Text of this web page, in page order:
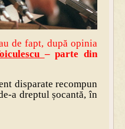
de fapt, după opinia
– parte din
disparate recompun
a dreptul șocantă, în